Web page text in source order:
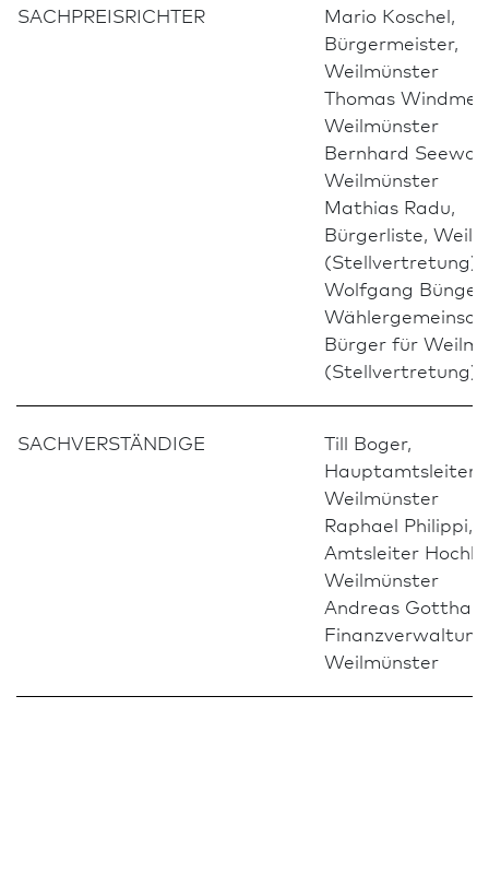
SACHPREISRICHTER
Mario Koschel,
Bürgermeister,
Weilmünster
Thomas
Weilmünster
Bernhard
Weilmünster
Mathias Radu,
Bürgerliste,
(Stellvertretung)
Wolfgang Büngel,
Bürger für
(Stellvertretung)
SACHVERSTÄNDIGE
Till Boger,
Hauptamtsleiter,
Weilmünster
Raphael Philippi,
Amtsleiter
Weilmünster
Andreas
Weilmünster